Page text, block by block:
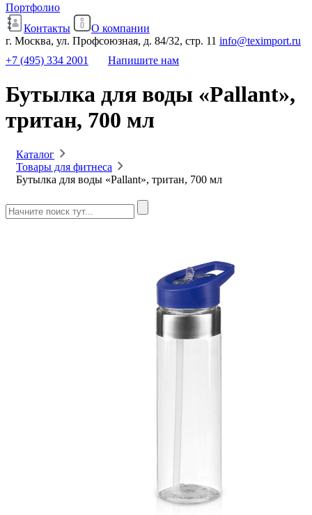
Портфолио
Контакты
О компании
г. Москва, ул. Профсоюзная, д. 84/32, стр. 11 info@teximport.ru
+7 (495) 334 2001
Напишите нам
Бутылка для воды «Pallant»,
тритан, 700 мл
Каталог
Товары для фитнеса
Бутылка для воды «Pallant», тритан, 700 мл